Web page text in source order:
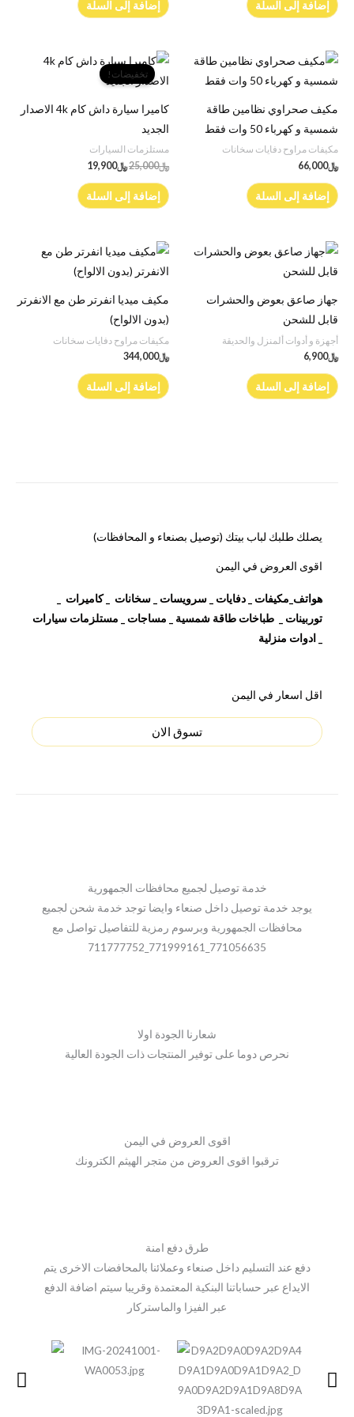
إضافة إلى السلة إضافة إلى السلة
مكيف صحراوي نظامين طاقة
شمسية و كهرباء 50 وات فقط
مكيفات مراوح دفايات سخانات
﷼66,000
إضافة إلى السلة
تخفيضات!
كاميرا سيارة داش كام 4k الاصدار
الجديد
مستلزمات السيارات
﷼25,000
السعر
الأصلي
هو:
﷼19,900
السعر
الحالي
إضافة إلى السلة
جهاز صاعق بعوض والحشرات
قابل للشحن
أجهزة و أدوات ألمنزل والحديقة
﷼6,900
إضافة إلى السلة
مكيف ميديا انفرتر طن مع الانفرتر
(بدون الالواح)
مكيفات مراوح دفايات سخانات
﷼344,000
إضافة إلى السلة
يصلك طلبك لباب بيتك (توصيل بصنعاء و المحافظات)
اقوى العروض في اليمن
هواتف_مكيفات _ دفايات _ سرويسات _ سخانات _ كاميرات _
توربينات _ طباخات طاقة شمسية _ مساجات _ مستلزمات سيارات
_ ادوات منزلية
اقل اسعار في اليمن
تسوق الان
خدمة توصيل لجميع محافظات الجمهورية
يوجد خدمة توصيل داخل صنعاء وايضا توجد خدمة شحن لجميع
محافظات الجمهورية وبرسوم رمزية للتفاصيل تواصل مع
771056635_771999161_711777752
شعارنا الجودة اولا
نحرص دوما على توفير المنتجات ذات الجودة العالية
اقوى العروض في اليمن
ترقبوا اقوى العروض من متجر الهيثم الكترونك
طرق دفع امنة
دفع عند التسليم داخل صنعاء وعملائنا بالمحافضات الاخرى يتم
الايداع عبر حساباتنا البنكية المعتمدة وقريبا سيتم اضافة الدفع
عبر الفيزا والماستركار